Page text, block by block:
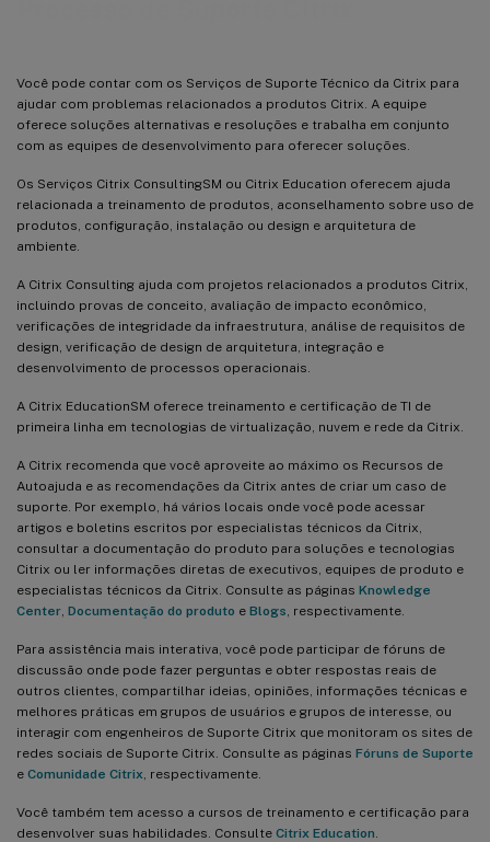
Você pode contar com os Serviços de Suporte Técnico da Citrix para
ajudar com problemas relacionados a produtos Citrix. A equipe
oferece soluções alternativas e resoluções e trabalha em conjunto
com as equipes de desenvolvimento para oferecer soluções.
Os Serviços Citrix ConsultingSM ou Citrix Education oferecem ajuda
relacionada a treinamento de produtos, aconselhamento sobre uso de
produtos, configuração, instalação ou design e arquitetura de
ambiente.
A Citrix Consulting ajuda com projetos relacionados a produtos Citrix,
incluindo provas de conceito, avaliação de impacto econômico,
verificações de integridade da infraestrutura, análise de requisitos de
design, verificação de design de arquitetura, integração e
desenvolvimento de processos operacionais.
A Citrix EducationSM oferece treinamento e certificação de TI de
primeira linha em tecnologias de virtualização, nuvem e rede da Citrix.
A Citrix recomenda que você aproveite ao máximo os Recursos de
Autoajuda e as recomendações da Citrix antes de criar um caso de
suporte. Por exemplo, há vários locais onde você pode acessar
artigos e boletins escritos por especialistas técnicos da Citrix,
consultar a documentação do produto para soluções e tecnologias
Citrix ou ler informações diretas de executivos, equipes de produto e
especialistas técnicos da Citrix. Consulte as páginas Knowledge
Center Documentação do produto e Blogs , respectivamente.
Para assistência mais interativa, você pode participar de fóruns de
discussão onde pode fazer perguntas e obter respostas reais de
outros clientes, compartilhar ideias, opiniões, informações técnicas e
melhores práticas em grupos de usuários e grupos de interesse, ou
interagir com engenheiros de Suporte Citrix que monitoram os sites de
redes sociais de Suporte Citrix. Consulte as páginas Fóruns de Suporte
e Comunidade Citrix , respectivamente.
Você também tem acesso a cursos de treinamento e certificação para
desenvolver suas habilidades. Consulte Citrix Education